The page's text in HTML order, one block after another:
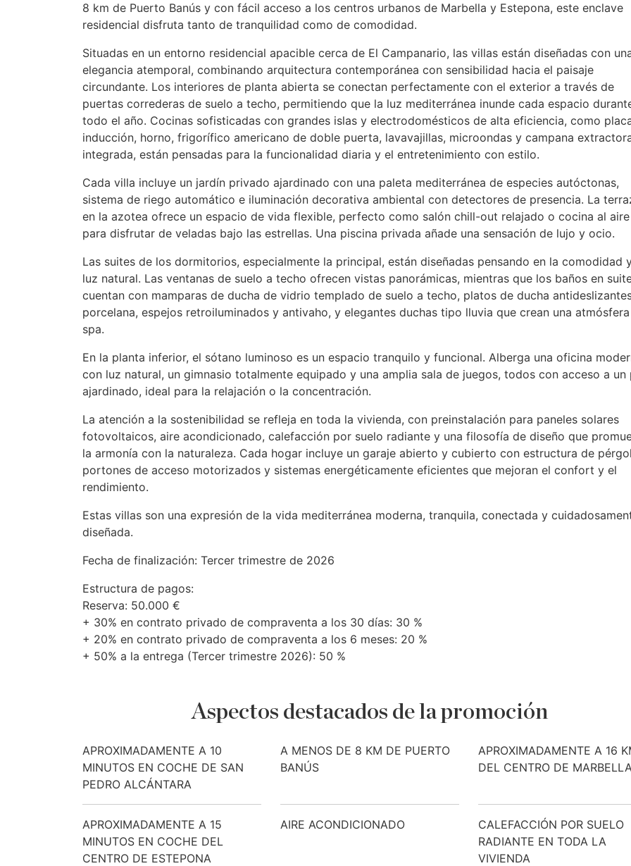
8 km de Puerto Banús y con fácil acceso a los centros urbanos de Marbella y Estepona, este enclave
residencial disfruta tanto de tranquilidad como de comodidad.
Situadas en un entorno residencial apacible cerca de El Campanario, las villas están diseñadas con
elegancia atemporal, combinando arquitectura contemporánea con sensibilidad hacia el paisaje
circundante. Los interiores de planta abierta se conectan perfectamente con el exterior a través de
puertas correderas de suelo a techo, permitiendo que la luz mediterránea inunde cada espacio
todo el año. Cocinas sofisticadas con grandes islas y electrodomésticos de alta eficiencia, como
inducción, horno, frigorífico americano de doble puerta, lavavajillas, microondas y campana
integrada, están pensadas para la funcionalidad diaria y el entretenimiento con estilo.
Cada villa incluye un jardín privado ajardinado con una paleta mediterránea de especies autóctonas,
sistema de riego automático e iluminación decorativa ambiental con detectores de presencia. La
en la azotea ofrece un espacio de vida flexible, perfecto como salón chill-out relajado o cocina al
para disfrutar de veladas bajo las estrellas. Una piscina privada añade una sensación de lujo y ocio.
Las suites de los dormitorios, especialmente la principal, están diseñadas pensando en la comodidad
luz natural. Las ventanas de suelo a techo ofrecen vistas panorámicas, mientras que los baños en
cuentan con mamparas de ducha de vidrio templado de suelo a techo, platos de ducha
porcelana, espejos retroiluminados y antivaho, y elegantes duchas tipo lluvia que crean una
spa.
En la planta inferior, el sótano luminoso es un espacio tranquilo y funcional. Alberga una oficina
con luz natural, un gimnasio totalmente equipado y una amplia sala de juegos, todos con acceso a un
ajardinado, ideal para la relajación o la concentración.
La atención a la sostenibilidad se refleja en toda la vivienda, con preinstalación para paneles solares
fotovoltaicos, aire acondicionado, calefacción por suelo radiante y una filosofía de diseño que
la armonía con la naturaleza. Cada hogar incluye un garaje abierto y cubierto con estructura de
portones de acceso motorizados y sistemas energéticamente eficientes que mejoran el confort y el
rendimiento.
Estas villas son una expresión de la vida mediterránea moderna, tranquila, conectada y
diseñada.
Fecha de finalización: Tercer trimestre de 2026
Estructura de pagos:
Reserva: 50.000 €
+ 30% en contrato privado de compraventa a los 30 días: 30 %
+ 20% en contrato privado de compraventa a los 6 meses: 20 %
+ 50% a la entrega (Tercer trimestre 2026): 50 %
Aspectos destacados de la promoción
APROXIMADAMENTE A 10
MINUTOS EN COCHE DE SAN
PEDRO ALCÁNTARA
A MENOS DE 8 KM DE PUERTO
BANÚS
APROXIMADAMENTE A 16
DEL CENTRO DE
APROXIMADAMENTE A 15
MINUTOS EN COCHE DEL
CENTRO DE ESTEPONA
AIRE ACONDICIONADO
CALEFACCIÓN POR SUELO
RADIANTE EN TODA LA
VIVIENDA